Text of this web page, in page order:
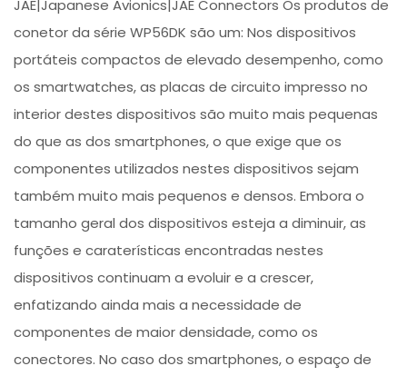
JAE|Japanese Avionics|JAE Connectors Os produtos de
conetor da série WP56DK são um: Nos dispositivos
portáteis compactos de elevado desempenho, como
os smartwatches, as placas de circuito impresso no
interior destes dispositivos são muito mais pequenas
do que as dos smartphones, o que exige que os
componentes utilizados nestes dispositivos sejam
também muito mais pequenos e densos. Embora o
tamanho geral dos dispositivos esteja a diminuir, as
funções e caraterísticas encontradas nestes
dispositivos continuam a evoluir e a crescer,
enfatizando ainda mais a necessidade de
componentes de maior densidade, como os
conectores. No caso dos smartphones, o espaço de